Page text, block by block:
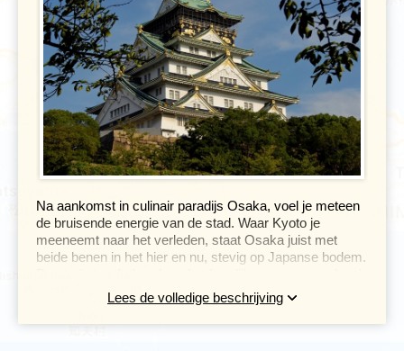
Na aankomst in culinair paradijs Osaka, voel je meteen
de bruisende energie van de stad. Waar Kyoto je
meeneemt naar het verleden, staat Osaka juist met
beide benen in het hier en nu, stevig op Japanse bodem.
wel dé keuken van het land genoemd. Ook zijn er goede
winkelmogelijkheden. De inwoners zijn wat meer 'down
to earth’ dan in de steden Tokyo en Kyoto. De
Lees de volledige beschrijving